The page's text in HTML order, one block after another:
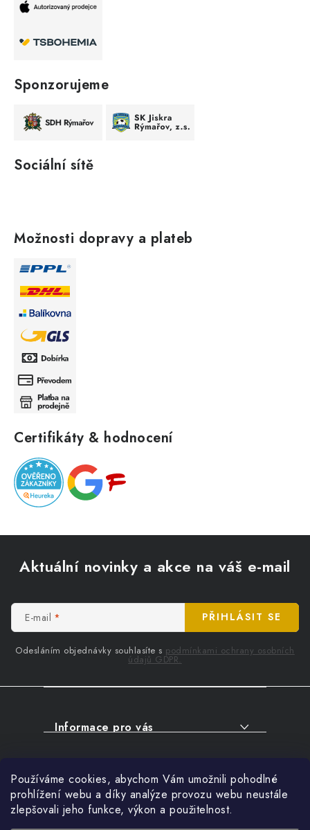
Používáme cookies, abychom Vám umožnili pohodlné
prohlížení webu a díky analýze provozu webu neustále
zlepšovali jeho funkce, výkon a použitelnost.
Sponzorujeme
Sociální sítě
Možnosti dopravy a plateb
Certifikáty & hodnocení
Aktuální novinky a akce na váš e-mail
E-mail
Odesláním objednávky souhlasíte s podmínkami ochrany osobních
údajů GDPR.
PŘIHLÁSIT SE
Informace pro vás
SERVIS
FIRMY, ŠKOLY, PARTNEŘI
Facebook
Přihlášení